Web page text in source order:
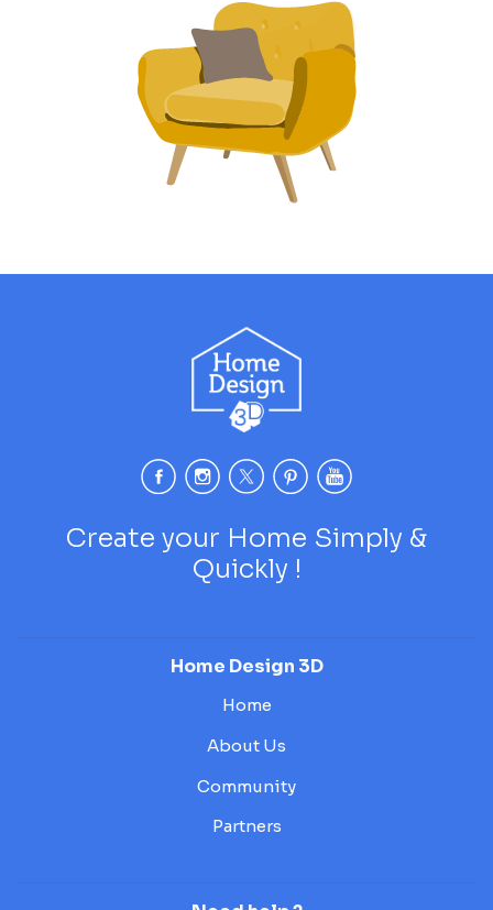
Create your Home Simply &
Quickly !
Home Design 3D
Home
About Us
Community
Partners